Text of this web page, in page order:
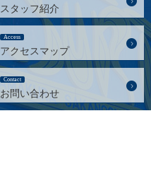
スタッフ紹介
Access
アクセスマップ
Contact
お問い合わせ